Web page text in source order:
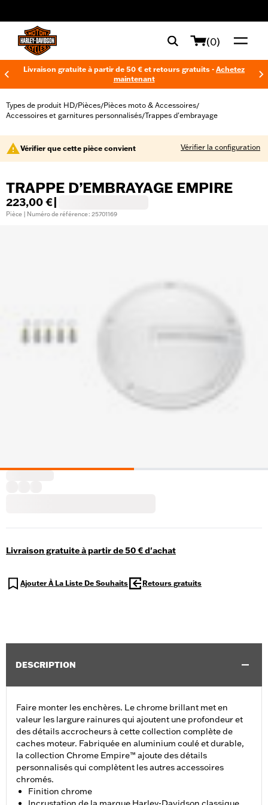
(0)
Livraison gratuite à partir de 50 € et retours gratuits - Achetez
maintenant
Types de produit HD/Pièces/Pièces moto & Accessoires/
Accessoires et garnitures personnalisés/Trappes d'embrayage
Vérifier que cette pièce convient Vérifier la configuration
TRAPPE D’EMBRAYAGE EMPIRE
223,00 €
Pièce | Numéro de référence : 25701169
Livraison gratuite à partir de 50 € d'achat
Ajouter À La Liste De Souhaits Retours gratuits
DESCRIPTION
Faire monter les enchères. Le chrome brillant met en
valeur les largure rainures qui ajoutent une profondeur et
des détails accrocheurs à cette collection complète de
caches moteur. Fabriquée en aluminium coulé et durable,
la collection Chrome Empire™ ajoute des détails
personnalisés qui complètent les autres accessoires
chromés.
Finition chrome